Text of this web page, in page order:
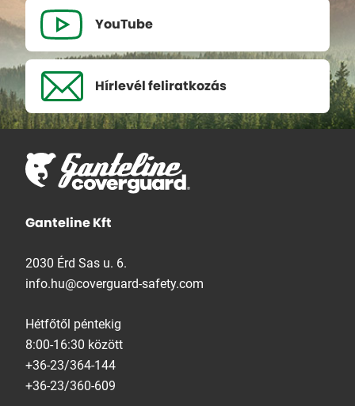
YouTube
Hírlevél feliratkozás
Ganteline Kft
2030 Érd Sas u. 6.
info.hu@coverguard-safety.com
Hétfőtől péntekig
8:00-16:30 között
+36-23/364-144
+36-23/360-609